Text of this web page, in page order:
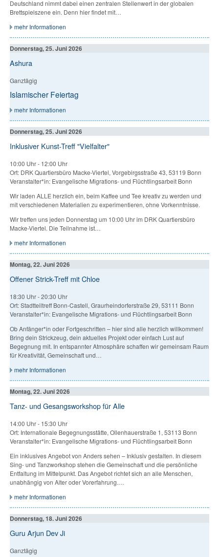
Deutschland nimmt dabei einen zentralen Stellenwert in der globalen
Brettspielszene ein. Denn hier findet mit…
mehr Informationen
Donnerstag, 25. Juni 2026
Ashura
Ganztägig
Islamischer Feiertag
mehr Informationen
Donnerstag, 25. Juni 2026
Inklusiver Kunst-Treff "Vielfalter"
10:00 Uhr- 12:00 Uhr
Ort: DRK Quartiersbüro Macke-Viertel, Vorgebirgsstraße 43, 53119 Bonn
Veranstalter*in: Evangelische Migrations- und Flüchtlingsarbeit Bonn
Wir laden ALLE herzlich ein, beim Kaffee und Tee kreativ zu werden und
mit verschiedenen Materialien zu experimentieren, ohne Vorkenntnisse.
Wir treffen uns jeden Donnerstag um 10:00 Uhr im DRK Quartiersbüro
Macke-Viertel. Die Teilnahme ist…
mehr Informationen
Montag, 22. Juni 2026
Offener Strick-Treff mit Chloe
18:30 Uhr-20:30 Uhr
Ort: Stadtteiltreff Bonn-Castell, Graurheindorferstraße 29, 53111 Bonn
Veranstalter*in: Evangelische Migrations- und Flüchtlingsarbeit Bonn
Ob Anfänger*in oder Fortgeschritten – hier sind alle herzlich willkommen!
Bring dein Strickzeug, dein aktuelles Projekt oder einfach Lust auf
Begegnung mit. In entspannter Atmosphäre schaffen wir gemeinsam Raum
für Kreativität, Gemeinschaft und…
mehr Informationen
Montag, 22. Juni 2026
Tanz- und Gesangsworkshop für Alle
14:00 Uhr- 15:30 Uhr
Ort: Internationale Begegnungsstätte, Ollenhauerstraße 1, 53113 Bonn
Veranstalter*in: Evangelische Migrations- und Flüchtlingsarbeit Bonn
Ein inklusives Angebot von Anders sehen – Inklusiv gestalten. In diesem
Sing- und Tanzworkshop stehen die Gemeinschaft und die persönliche
Entfaltung im Mittelpunkt. Das Angebot richtet sich an alle Menschen,
unabhängig von Alter oder Vorerfahrung.…
mehr Informationen
Donnerstag, 18. Juni 2026
Guru Arjun Dev Ji
Ganztägig